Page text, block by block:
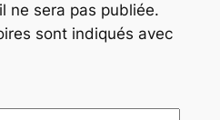
ne sera pas publiée.
sont indiqués avec